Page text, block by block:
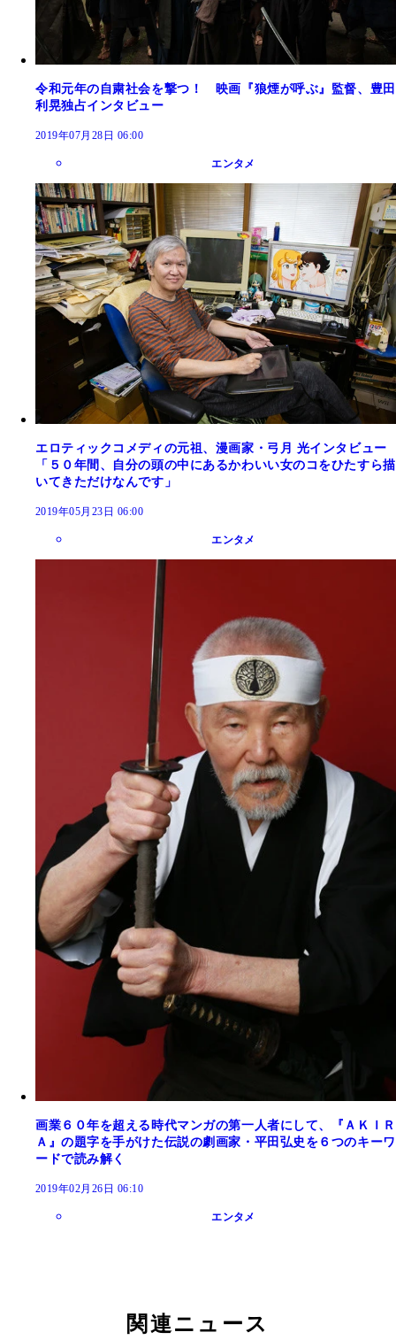
令和元年の自粛社会を撃つ！ 映画『狼煙が呼ぶ』監督、豊田
利晃独占インタビュー
2019年07月28日 06:00
エンタメ
エロティックコメディの元祖、漫画家・弓月 光インタビュー
「５０年間、自分の頭の中にあるかわいい女のコをひたすら描
いてきただけなんです」
2019年05月23日 06:00
エンタメ
画業６０年を超える時代マンガの第一人者にして、『ＡＫＩＲ
Ａ』の題字を手がけた伝説の劇画家・平田弘史を６つのキーワ
ードで読み解く
2019年02月26日 06:10
エンタメ
関連ニュース